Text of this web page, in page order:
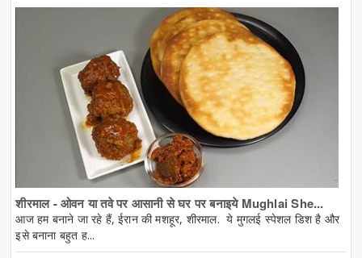
शीरमाल - ओवन या तवे पर आसानी से घर पर बनाइये Mughlai She...
आज हम बनाने जा रहे हैं, ईरान की मशहूर, शीरमाल. ये मुगलई स्पेशल डिश है और
इसे बनाना बहुत ह...